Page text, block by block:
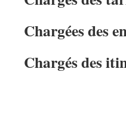
Chargées des
Chargés des